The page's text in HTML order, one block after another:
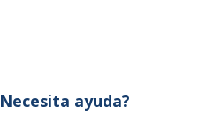
Necesita ayuda?